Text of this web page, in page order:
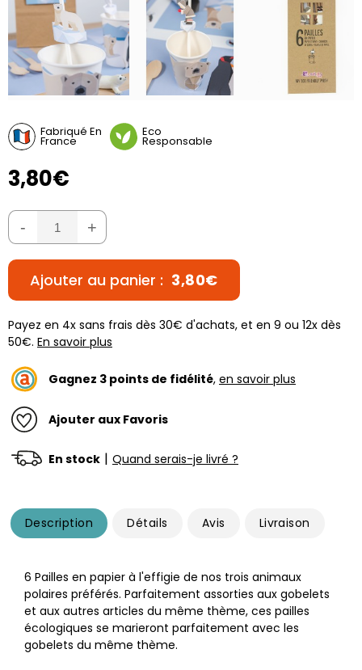
Fabriqué En
France
Eco
Responsable
3,80€
- +
Ajouter au panier : 3,80€
Payez en 4x sans frais dès 30€ d'achats, et en 9 ou 12x dès
50€. En savoir plus
Gagnez 3 points de fidélité, en savoir plus
Ajouter aux Favoris
En stock | Quand serais-je livré ?
Description Détails Avis Livraison
6 Pailles en papier à l'effigie de nos trois animaux
polaires préférés. Parfaitement assorties aux gobelets
et aux autres articles du même thème, ces pailles
écologiques se marieront parfaitement avec les
gobelets du même thème.